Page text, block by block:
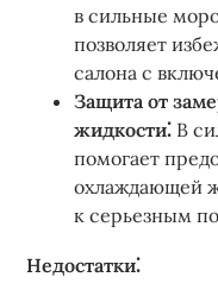
в сильные
позволяет
салона с
Защита от
жидкости⁚ В
помогает
охлаждающей
к серьезным
Недостатки⁚